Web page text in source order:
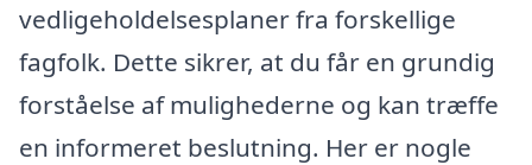
vedligeholdelsesplaner fra forskellige
fagfolk. Dette sikrer, at du får en grundig
forståelse af mulighederne og kan træffe
en informeret beslutning. Her er nogle